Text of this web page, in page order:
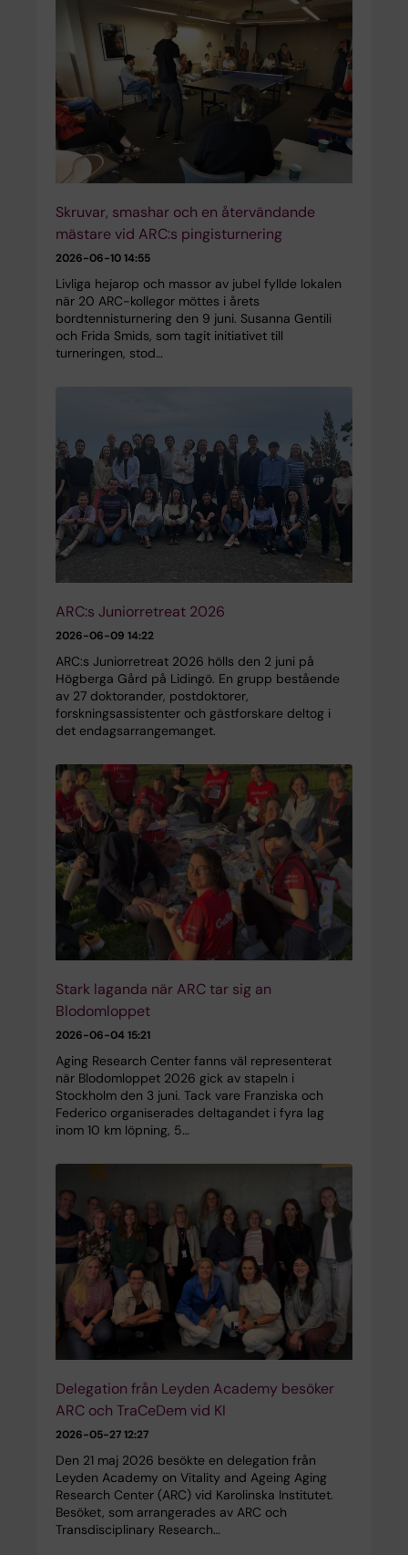
Skruvar, smashar och en återvändande
mästare vid ARC:s pingisturnering
2026-06-10 14:55
Livliga hejarop och massor av jubel fyllde lokalen
när 20 ARC-kollegor möttes i årets
bordtennisturnering den 9 juni. Susanna Gentili
och Frida Smids, som tagit initiativet till
turneringen, stod…
ARC:s Juniorretreat 2026
2026-06-09 14:22
ARC:s Juniorretreat 2026 hölls den 2 juni på
Högberga Gård på Lidingö. En grupp bestående
av 27 doktorander, postdoktorer,
forskningsassistenter och gästforskare deltog i
det endagsarrangemanget.
Stark laganda när ARC tar sig an
Blodomloppet
2026-06-04 15:21
Aging Research Center fanns väl representerat
när Blodomloppet 2026 gick av stapeln i
Stockholm den 3 juni. Tack vare Franziska och
Federico organiserades deltagandet i fyra lag
inom 10 km löpning, 5…
Delegation från Leyden Academy besöker
ARC och TraCeDem vid KI
2026-05-27 12:27
Den 21 maj 2026 besökte en delegation från
Leyden Academy on Vitality and Ageing Aging
Research Center (ARC) vid Karolinska Institutet.
Besöket, som arrangerades av ARC och
Transdisciplinary Research…